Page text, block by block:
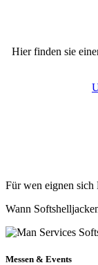
Hier finden sie
Für wen eignen
Wann
Messen & Events